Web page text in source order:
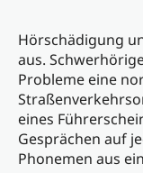
Hörschädigung
aus.
Probleme eine
eines
Gesprächen auf
Phonemen aus